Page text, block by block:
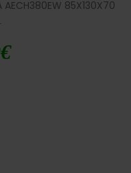
AECH380EW 85X130X70
€